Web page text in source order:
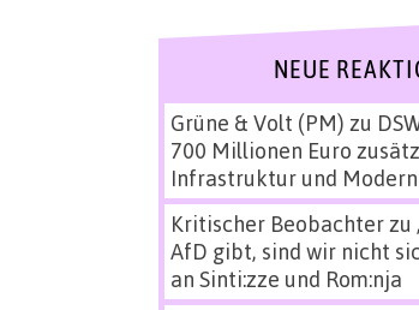
NEUE
Grüne & Volt (PM) zu
700 Millionen Euro
Infrastruktur und
Kritischer Beobachterzu
AfD gibt, sind wir nicht
an Sinti:zze und Rom:nja